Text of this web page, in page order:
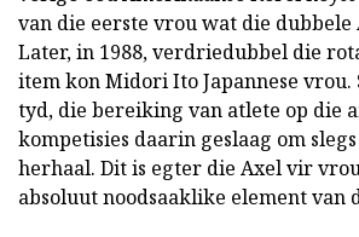
van die eerste vrou wat die dubbele
Later, in 1988, verdriedubbel die
item kon Midori Ito Japannese vrou.
tyd, die bereiking van atlete op die
kompetisies daarin geslaag om
herhaal. Dit is egter die Axel vir
absoluut noodsaaklike element van